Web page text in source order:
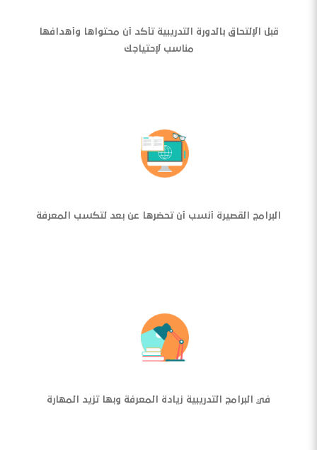
قبل الإلتحاق بالدورة التدريبية تأكد أن محتواها وأهدافها
مناسب لإحتياجك
البرامج القصيرة أنسب أن تحضرها عن بعد لتكسب المعرفة
في البرامج التدريبية زيادة المعرفة وبها تزيد المهارة